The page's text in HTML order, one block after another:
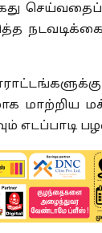
கைது
மாற்றிய